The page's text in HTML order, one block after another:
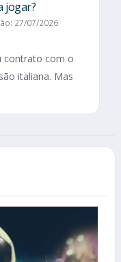
jogar?
27/07/2026
contrato com o
italiana. Mas